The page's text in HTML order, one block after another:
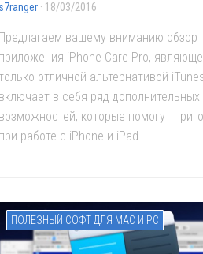
s7ranger · 18/03/2016
Предлагаем вашему вниманию обзор
приложения iPhone Care Pro,
отличной альтернативой
включает в себя ряд дополнительных
возможностей, которые помогут
при работе с iPhone и iPad.
ПОЛЕЗНЫЙ СОФТ ДЛЯ MAC И PC